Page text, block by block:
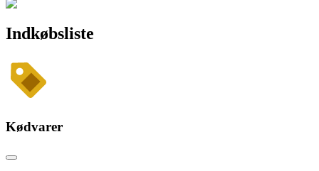
Indkøbsliste
Kødvarer